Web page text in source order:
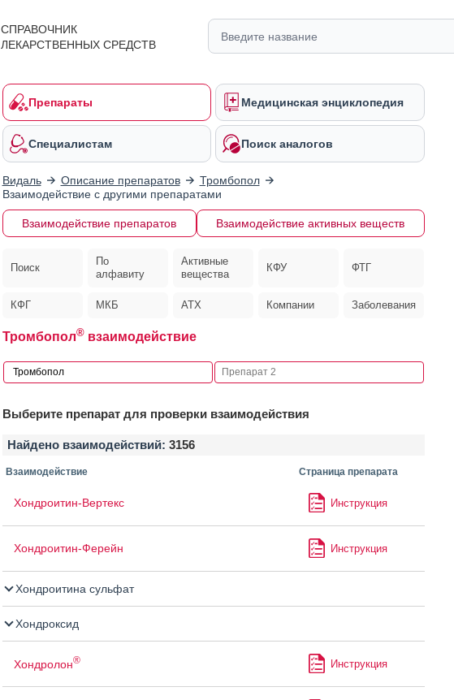
СПРАВОЧНИК
ЛЕКАРСТВЕННЫХ СРЕДСТВ
Препараты Медицинская энциклопедия
Специалистам Поиск аналогов
Видаль Описание препаратов
Тромбопол
Взаимодействие с другими препаратами
Взаимодействие препаратов Взаимодействие активных веществ
Поиск
По
алфавиту
Активные
вещества
КФУ ФТГ
КФГ МКБ АТХ Компании Заболевания
Тромбопол®взаимодействие
Выберите препарат для проверки взаимодействия
Найдено взаимодействий: 3156
Взаимодействие Страница препарата
Хондроитин-Вертекс Инструкция
Хондроитин-Ферейн Инструкция
Хондроитина сульфат
Хондроксид
Хондролон® Инструкция